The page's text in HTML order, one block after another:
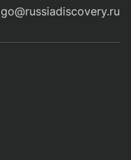
go@russiadiscovery.ru